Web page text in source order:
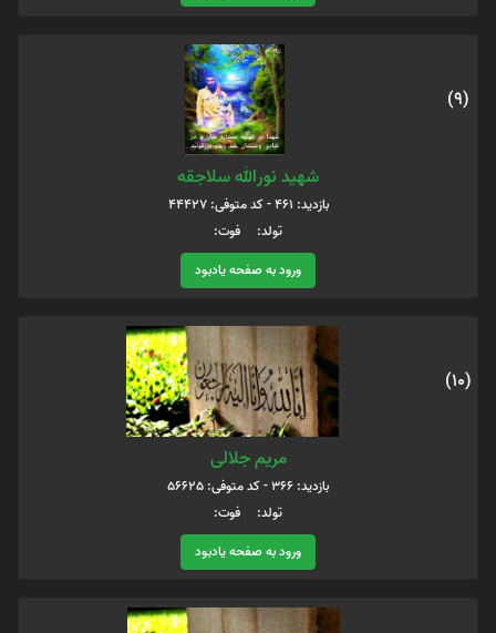
(9)
شهید نورالله سلاجقه
بازدید: 461 - کد متوفی: 44427
تولد: فوت:
ورود به صفحه یادبود
(10)
مریم جلالی
بازدید: 366 - کد متوفی: 56625
تولد: فوت:
ورود به صفحه یادبود